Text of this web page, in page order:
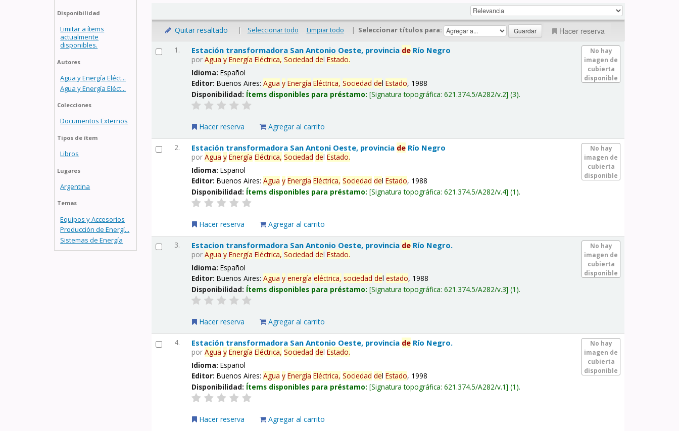
Disponibilidad
Limitar a ítems
actualmente
disponibles.
Autores
Agua y Energía Eléct...
Agua y Energía Eléct...
Colecciones
Documentos Externos
Tipos de ítem
Libros
Lugares
Argentina
Temas
Equipos y Accesorios
Producción de Energí...
Sistemas de Energía
Quitar resaltado | Seleccionar todo Limpiar todo | Seleccionar títulos para: Hacer reserva
1.
No hay
imagen de
cubierta
disponible
Estación transformadora San Antonio Oeste, provincia de Río Negro
porAgua y Energía Eléctrica, Sociedad delEstado.
Idioma:Español
Editor:Buenos Aires:Agua y Energía Eléctrica, Sociedad delEstado, 1988
Disponibilidad: Ítems disponibles para préstamo: Signatura topográfica:621.374.5/A282/v.2 (3).
Hacer reserva Agregar al carrito
2.
No hay
imagen de
cubierta
disponible
Estación transformadora San Antoni Oeste, provincia de Río Negro
porAgua y Energía Eléctrica, Sociedad delEstado.
Idioma:Español
Editor:Buenos Aires:Agua y Energía Eléctrica, Sociedad delEstado, 1988
Disponibilidad: Ítems disponibles para préstamo: Signatura topográfica:621.374.5/A282/v.4 (1).
Hacer reserva Agregar al carrito
3.
No hay
imagen de
cubierta
disponible
Estacion transformadora San Antonio Oeste, provincia de Río Negro.
porAgua y Energía Eléctrica, Sociedad delEstado.
Idioma:Español
Editor:Buenos Aires:Agua y energía eléctrica, sociedad delestado, 1988
Disponibilidad: Ítems disponibles para préstamo: Signatura topográfica:621.374.5/A282/v.3 (1).
Hacer reserva Agregar al carrito
4.
No hay
imagen de
cubierta
disponible
Estación transformadora San Antonio Oeste, provincia de Río Negro.
porAgua y Energía Eléctrica, Sociedad delEstado.
Idioma:Español
Editor:Buenos Aires:Agua y Energía Eléctrica, Sociedad delEstado, 1998
Disponibilidad: Ítems disponibles para préstamo: Signatura topográfica:621.374.5/A282/v.1 (1).
Hacer reserva Agregar al carrito